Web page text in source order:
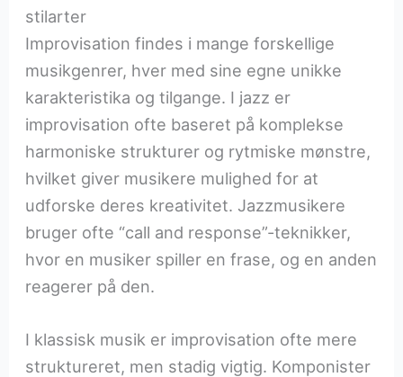
stilarter
Improvisation findes i mange forskellige
musikgenrer, hver med sine egne unikke
karakteristika og tilgange. I jazz er
improvisation ofte baseret på komplekse
harmoniske strukturer og rytmiske mønstre,
hvilket giver musikere mulighed for at
udforske deres kreativitet. Jazzmusikere
bruger ofte “call and response”-teknikker,
hvor en musiker spiller en frase, og en anden
reagerer på den.
I klassisk musik er improvisation ofte mere
struktureret, men stadig vigtig. Komponister